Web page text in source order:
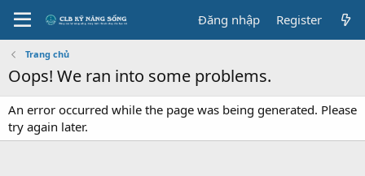
Đăng nhập Register
Trang chủ
Oops! We ran into some problems.
An error occurred while the page was being generated. Please
try again later.